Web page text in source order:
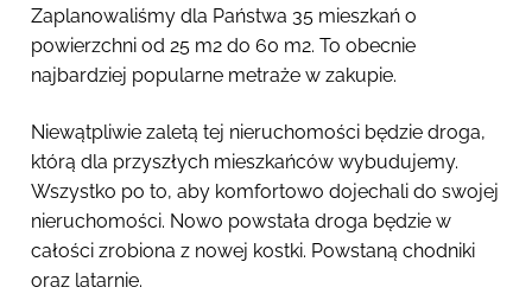
Zaplanowaliśmy dla Państwa 35 mieszkań o
powierzchni od 25 m2 do 60 m2. To obecnie
najbardziej popularne metraże w zakupie.
Niewątpliwie zaletą tej nieruchomości będzie droga,
którą dla przyszłych mieszkańców wybudujemy.
Wszystko po to, aby komfortowo dojechali do swojej
nieruchomości. Nowo powstała droga będzie w
całości zrobiona z nowej kostki. Powstaną chodniki
oraz latarnie.